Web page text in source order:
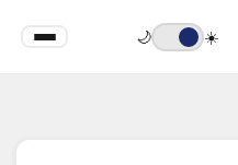
☀️
🌙